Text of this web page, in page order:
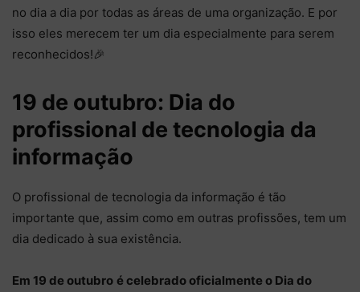
no dia a dia por todas as áreas de uma organização. E por
isso eles merecem ter um dia especialmente para serem
reconhecidos!🎉
19 de outubro: Dia do
profissional de tecnologia da
informação
O profissional de tecnologia da informação é tão
importante que, assim como em outras profissões, tem um
dia dedicado à sua existência.
Em 19 de outubro é celebrado oficialmente o Dia do